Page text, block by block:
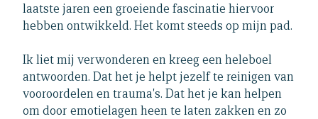
laatste jaren een groeiende fascinatie hiervoor
hebben ontwikkeld. Het komt steeds op mijn pad.
Ik liet mij verwonderen en kreeg een heleboel
antwoorden. Dat het je helpt jezelf te reinigen van
vooroordelen en trauma's. Dat het je kan helpen
om door emotielagen heen te laten zakken en zo